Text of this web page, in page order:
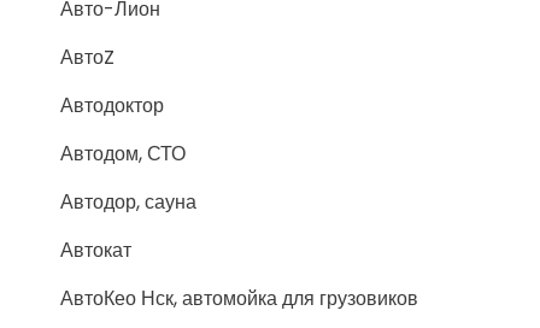
Авто-Лион
АвтоZ
Автодоктор
Автодом, СТО
Автодор, сауна
Автокат
АвтоКео Нск, автомойка для грузовиков